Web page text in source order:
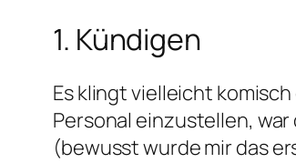
1. Kündigen
Es klingt vielleicht
Personal einzustellen,
(bewusst wurde mir das